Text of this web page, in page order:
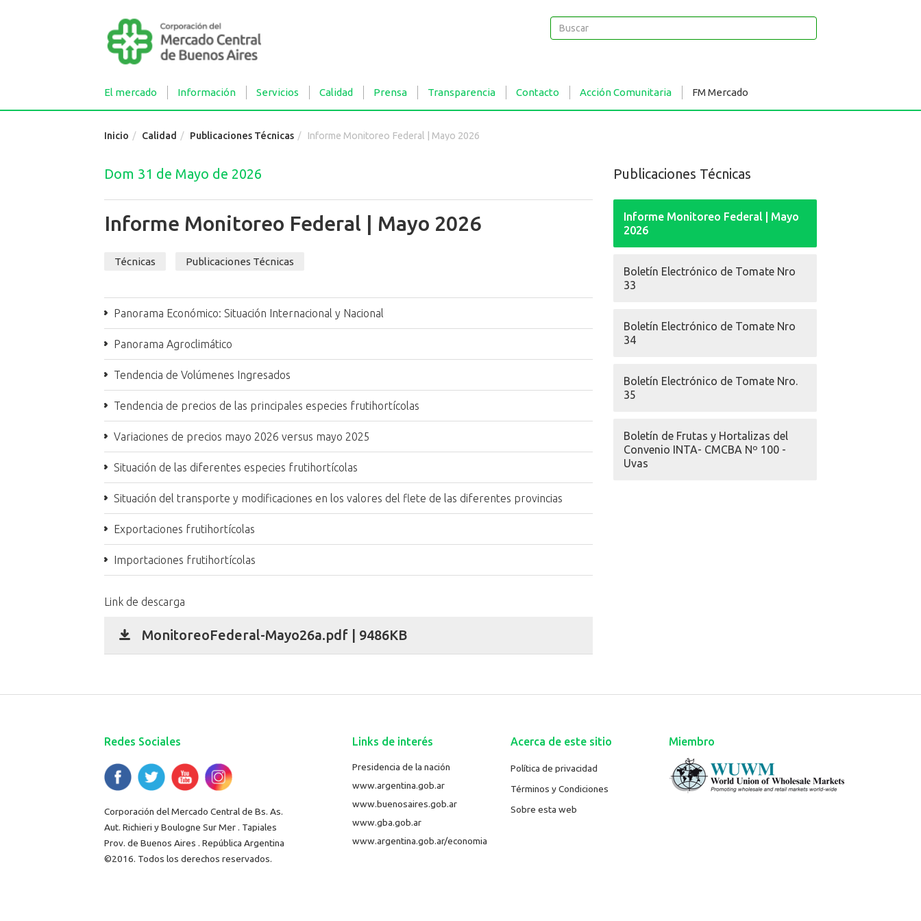
Buscar
Buscar
El mercado Información Servicios Calidad Prensa Transparencia Contacto Acción Comunitaria FM Mercado
Inicio Calidad Publicaciones Técnicas Informe Monitoreo Federal | Mayo 2026
Dom 31 de Mayo de 2026
Informe Monitoreo Federal | Mayo 2026
Técnicas Publicaciones Técnicas
Panorama Económico: Situación Internacional y Nacional
Panorama Agroclimático
Tendencia de Volúmenes Ingresados
Tendencia de precios de las principales especies frutihortícolas
Variaciones de precios mayo 2026 versus mayo 2025
Situación de las diferentes especies frutihortícolas
Situación del transporte y modificaciones en los valores del flete de las diferentes provincias
Exportaciones frutihortícolas
Importaciones frutihortícolas
Link de descarga
MonitoreoFederal-Mayo26a.pdf | 9486KB
Publicaciones Técnicas
Informe Monitoreo Federal | Mayo
2026
Boletín Electrónico de Tomate Nro
33
Boletín Electrónico de Tomate Nro
34
Boletín Electrónico de Tomate Nro.
35
Boletín de Frutas y Hortalizas del
Convenio INTA- CMCBA Nº 100 -
Uvas
Redes Sociales
Corporación del Mercado Central de Bs. As.
Aut. Richieri y Boulogne Sur Mer . Tapiales
Prov. de Buenos Aires . República Argentina
©2016. Todos los derechos reservados.
Links de interés
Presidencia de la nación
www.argentina.gob.ar
www.buenosaires.gob.ar
www.gba.gob.ar
www.argentina.gob.ar/economia
Acerca de este sitio
Política de privacidad
Términos y Condiciones
Sobre esta web
Miembro